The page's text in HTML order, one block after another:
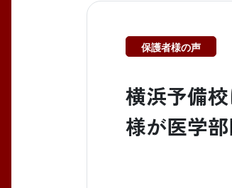
保護者様の声
横浜予備
様が医学